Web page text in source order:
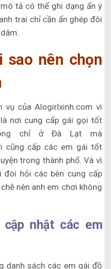
tả có thể ghi dạng ẩn ý
trai chỉ cần ấn ghép đôi
sao nên chọn
vụ của Alogirlxinh.com vì
nơi cung cấp gái gọi tốt
chỉ ở Đà Lạt mà
cũng cấp các em gái tốt
trong thành phố. Và vì
đòi hỏi các bên cung cấp
nên anh em chơi không
nhật các em
danh sách các em gái đồ